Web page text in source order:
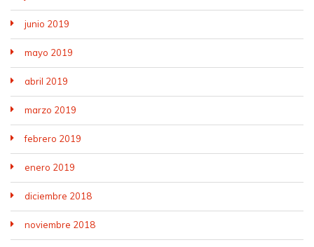
junio 2019
mayo 2019
abril 2019
marzo 2019
febrero 2019
enero 2019
diciembre 2018
noviembre 2018